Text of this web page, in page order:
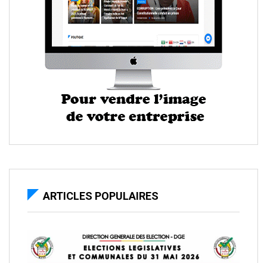
ARTICLES POPULAIRES